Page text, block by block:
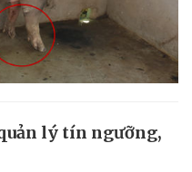
lý tín ngưỡng,